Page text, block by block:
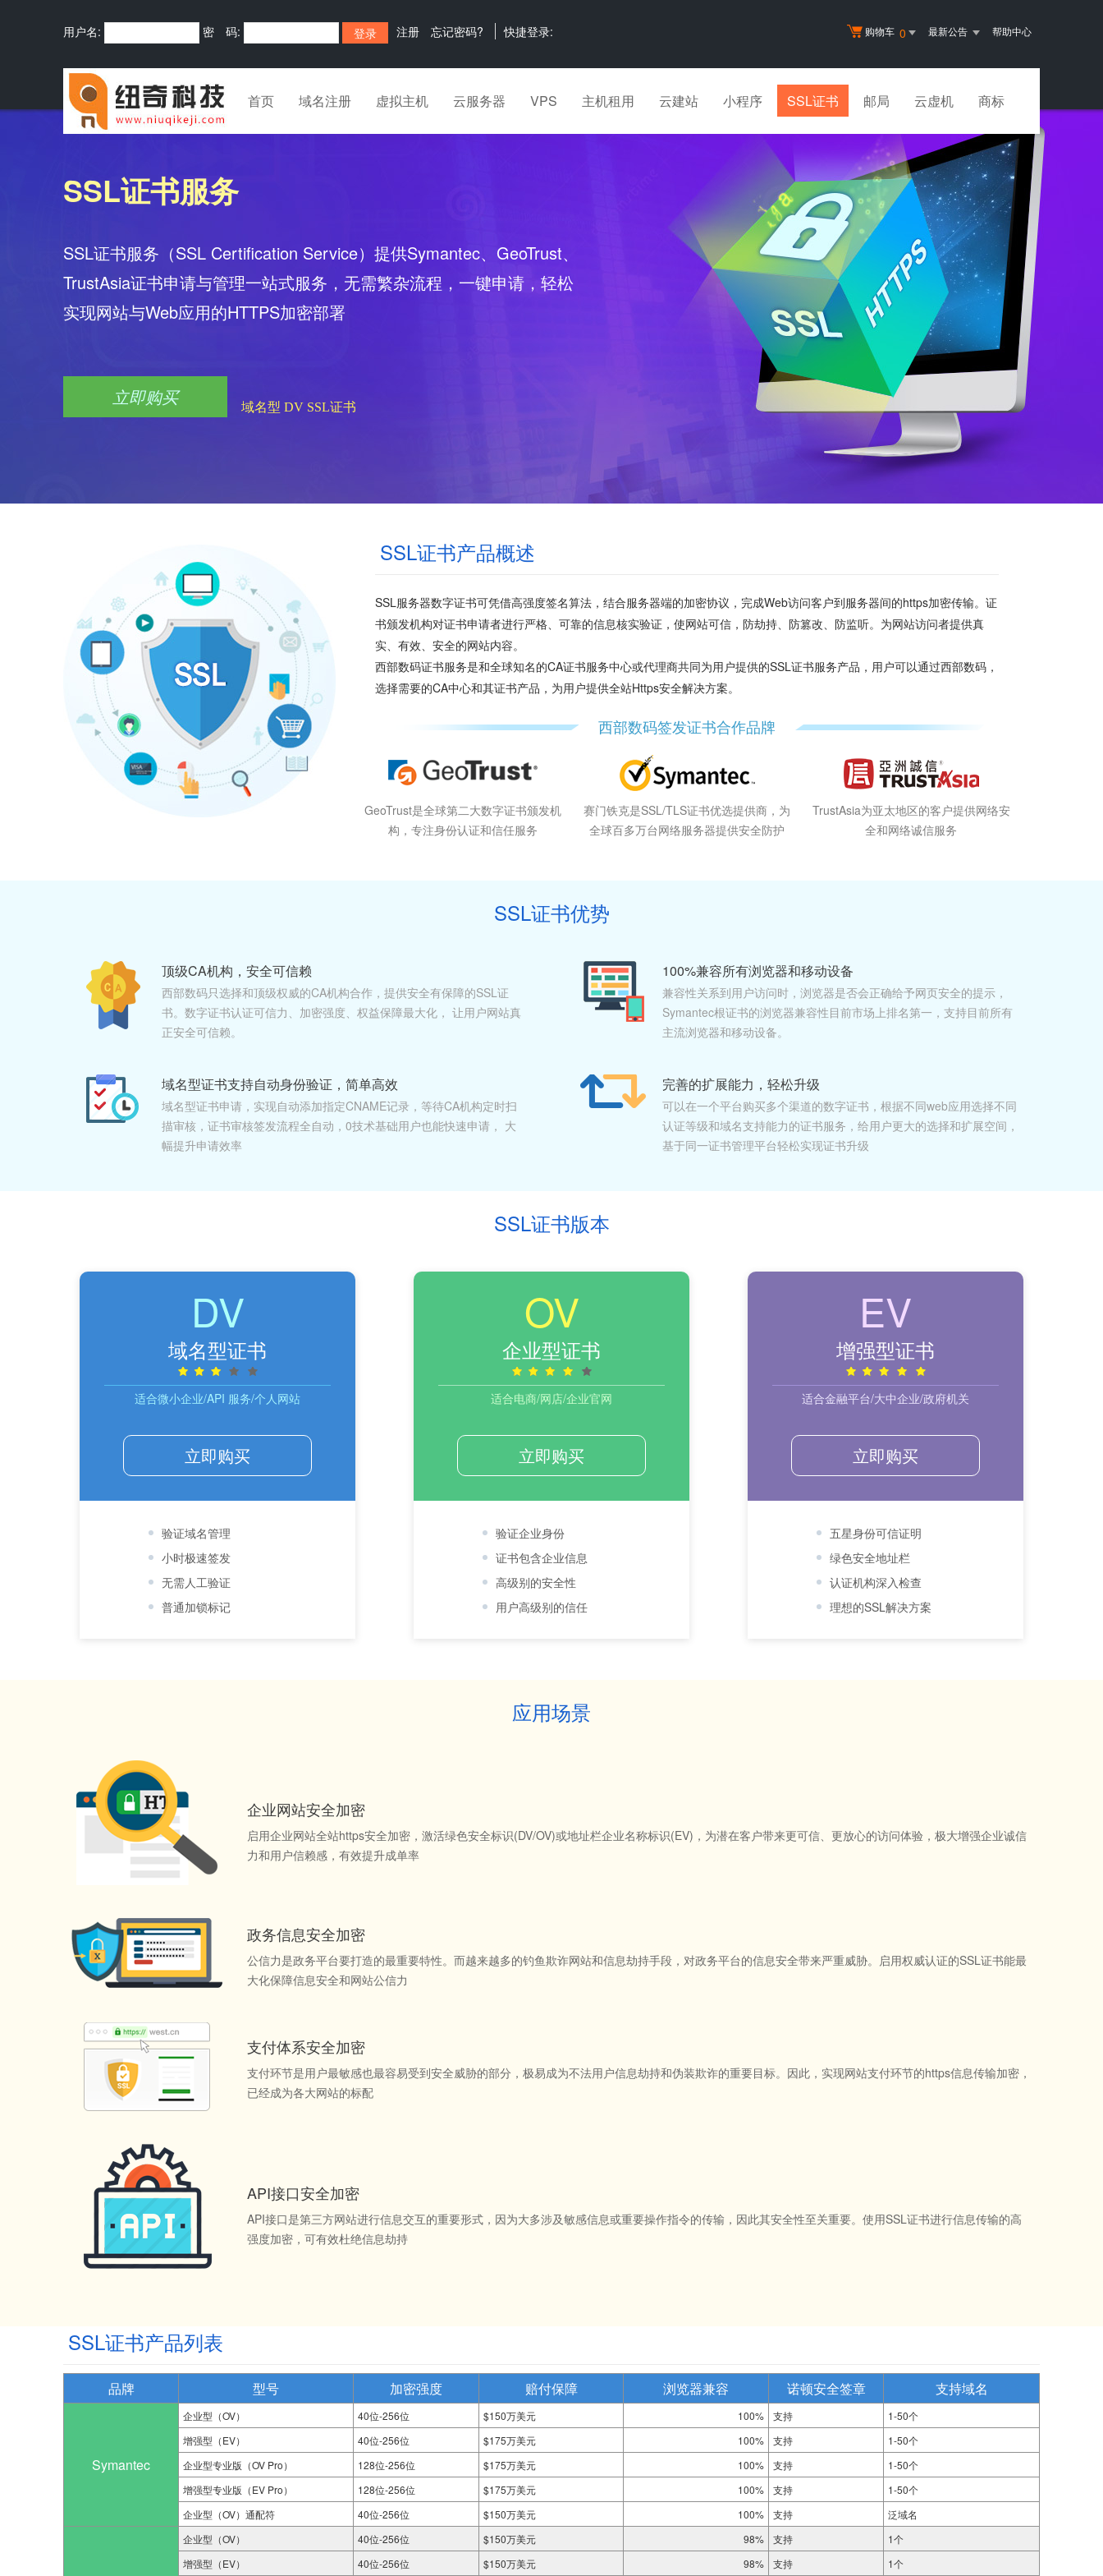
购物车 0 最新公告 帮助中心
用户名: 密 码: 注册 忘记密码? 快捷登录:
首页 域名注册 虚拟主机 云服务器 VPS 主机租用 云建站 小程序 SSL证书 邮局 云虚机 商标
SSL证书服务
SSL证书服务（SSL Certification Service）提供Symantec、GeoTrust、
TrustAsia证书申请与管理一站式服务，无需繁杂流程，一键申请，轻松
实现网站与Web应用的HTTPS加密部署
立即购买 域名型 DV SSL证书
SSL证书产品概述
SSL服务器数字证书可凭借高强度签名算法，结合服务器端的加密协议，完成Web访问客户到服务器间的https加密传输。证
书颁发机构对证书申请者进行严格、可靠的信息核实验证，使网站可信，防劫持、防篡改、防监听。为网站访问者提供真
实、有效、安全的网站内容。
西部数码证书服务是和全球知名的CA证书服务中心或代理商共同为用户提供的SSL证书服务产品，用户可以通过西部数码，
选择需要的CA中心和其证书产品，为用户提供全站Https安全解决方案。
西部数码签发证书合作品牌
GeoTrust是全球第二大数字证书颁发机
构，专注身份认证和信任服务
赛门铁克是SSL/TLS证书优选提供商，为
全球百多万台网络服务器提供安全防护
TrustAsia为亚太地区的客户提供网络安
全和网络诚信服务
SSL证书优势
顶级CA机构，安全可信赖
西部数码只选择和顶级权威的CA机构合作，提供安全有保障的SSL证
书。数字证书认证可信力、加密强度、权益保障最大化， 让用户网站真
正安全可信赖。
100%兼容所有浏览器和移动设备
兼容性关系到用户访问时，浏览器是否会正确给予网页安全的提示，
Symantec根证书的浏览器兼容性目前市场上排名第一，支持目前所有
主流浏览器和移动设备。
域名型证书支持自动身份验证，简单高效
域名型证书申请，实现自动添加指定CNAME记录，等待CA机构定时扫
描审核，证书审核签发流程全自动，0技术基础用户也能快速申请， 大
幅提升申请效率
完善的扩展能力，轻松升级
可以在一个平台购买多个渠道的数字证书，根据不同web应用选择不同
认证等级和域名支持能力的证书服务，给用户更大的选择和扩展空间，
基于同一证书管理平台轻松实现证书升级
SSL证书版本
DV
域名型证书
适合微小企业/API 服务/个人网站
立即购买
验证域名管理
小时极速签发
无需人工验证
普通加锁标记
OV
企业型证书
适合电商/网店/企业官网
立即购买
验证企业身份
证书包含企业信息
高级别的安全性
用户高级别的信任
EV
增强型证书
适合金融平台/大中企业/政府机关
立即购买
五星身份可信证明
绿色安全地址栏
认证机构深入检查
理想的SSL解决方案
应用场景
企业网站安全加密
启用企业网站全站https安全加密，激活绿色安全标识(DV/OV)或地址栏企业名称标识(EV)，为潜在客户带来更可信、更放心的访问体验，极大增强企业诚信
力和用户信赖感，有效提升成单率
政务信息安全加密
公信力是政务平台要打造的最重要特性。而越来越多的钓鱼欺诈网站和信息劫持手段，对政务平台的信息安全带来严重威胁。启用权威认证的SSL证书能最
大化保障信息安全和网站公信力
支付体系安全加密
支付环节是用户最敏感也最容易受到安全威胁的部分，极易成为不法用户信息劫持和伪装欺诈的重要目标。因此，实现网站支付环节的https信息传输加密，
已经成为各大网站的标配
API接口安全加密
API接口是第三方网站进行信息交互的重要形式，因为大多涉及敏感信息或重要操作指令的传输，因此其安全性至关重要。使用SSL证书进行信息传输的高
强度加密，可有效杜绝信息劫持
SSL证书产品列表
品牌 型号 加密强度 赔付保障 浏览器兼容 诺顿安全签章 支持域名
Symantec
企业型（OV） 40位-256位 $150万美元 100% 支持
1-50个
增强型（EV）
40位-256位 $175万美元 100% 支持
1-50个
企业型专业版（OV Pro）
128位-256位 $175万美元 100% 支持
1-50个
增强型专业版（EV Pro）
128位-256位 $175万美元 100% 支持
1-50个
企业型（OV）通配符
40位-256位 $150万美元 100% 支持
泛域名
企业型（OV）
40位-256位 $150万美元 98% 支持
1个
增强型（EV）
40位-256位 $150万美元 98% 支持 1个